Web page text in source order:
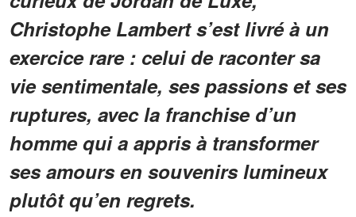
Christophe Lambert s’est livré à un
exercice rare : celui de raconter sa
vie sentimentale, ses passions et ses
ruptures, avec la franchise d’un
homme qui a appris à transformer
ses amours en souvenirs lumineux
plutôt qu’en regrets.